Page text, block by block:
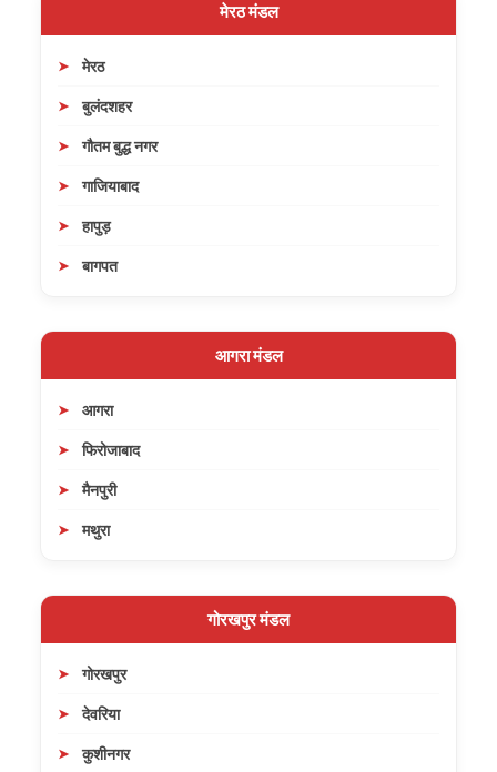
मेरठ मंडल
मेरठ
बुलंदशहर
गौतम बुद्ध नगर
गाजियाबाद
हापुड़
बागपत
आगरा मंडल
आगरा
फिरोजाबाद
मैनपुरी
मथुरा
गोरखपुर मंडल
गोरखपुर
देवरिया
कुशीनगर